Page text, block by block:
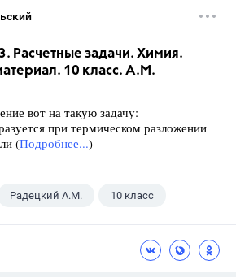
Расчетные задачи. Химия.
10 класс. А.М.
вот на такую задачу:
при термическом разложении
(Подробнее...)
Радецкий А.М. 10 класс